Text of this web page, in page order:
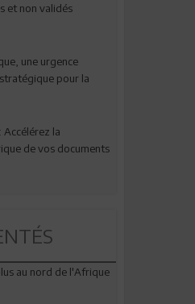
et non validés
une urgence
pour la
Accélérez la
de vos documents
au nord de l'Afrique